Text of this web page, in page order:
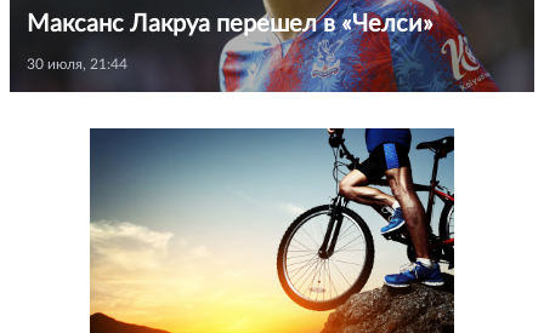
Максанс Лакруа перешел в «Челси»
30 июля, 21:44